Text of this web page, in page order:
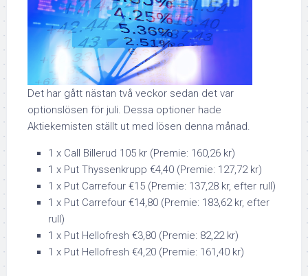
Det har gått nästan två veckor sedan det var
optionslösen för juli. Dessa optioner hade
Aktiekemisten ställt ut med lösen denna månad.
1 x Call Billerud 105 kr (Premie: 160,26 kr)
1 x Put Thyssenkrupp €4,40 (Premie: 127,72 kr)
1 x Put Carrefour €15 (Premie: 137,28 kr, efter rull)
1 x Put Carrefour €14,80 (Premie: 183,62 kr, efter
rull)
1 x Put Hellofresh €3,80 (Premie: 82,22 kr)
1 x Put Hellofresh €4,20 (Premie: 161,40 kr)